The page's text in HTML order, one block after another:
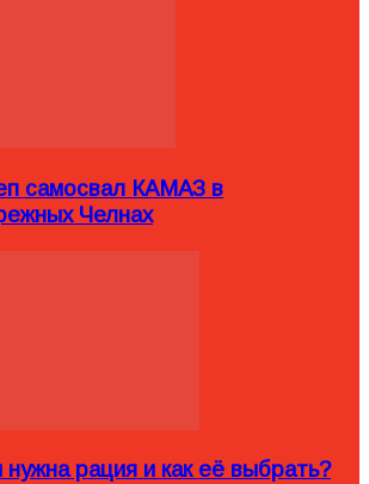
самосвал КАМАЗ в
Челнах
нужна рация и как её выбрать?